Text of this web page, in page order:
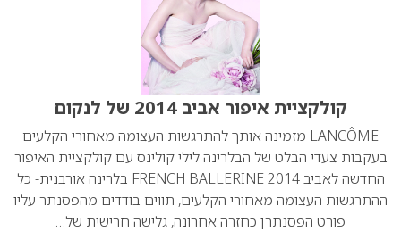
קולקציית איפור אביב 2014 של לנקום
LANCÔME מזמינה אותך להתרגשות העצומה מאחורי הקלעים
בעקבות צעדי הבלט של הבלרינה לילי קולינס עם קולקציית האיפור
החדשה לאביב 2014 FRENCH BALLERINE בלרינה אורבנית- כל
ההתרגשות העצומה מאחורי הקלעים, תווים בודדים מהפסנתר עליו
פורט הפסנתרן כחזרה אחרונה, גלישה חרישית של…